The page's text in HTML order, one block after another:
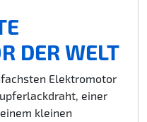
DER WELT
Elektromotor
einer
kleinen